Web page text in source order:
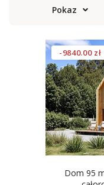
Pokaz
-9840.00 zł
Dom 95